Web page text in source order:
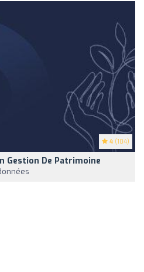
4 (104)
Gestion De Patrimoine